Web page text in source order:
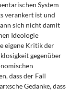
System
verankert ist und
sich nicht damit
Ideologie
eigene Kritik der
gegenüber
dass der Fall
Gedanke, dass